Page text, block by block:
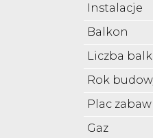
Instalacje
Balkon
Liczba
Rok
Plac zabaw
Gaz